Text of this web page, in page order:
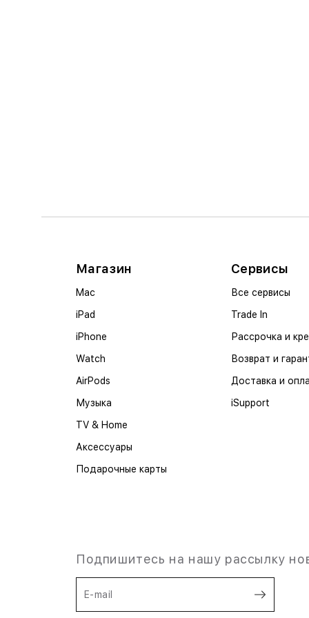
Магазин
Mac
iPad
iPhone
Watch
AirPods
Музыка
TV & Home
Аксессуары
Подарочные карты
Сервисы
Все сервисы
Trade In
Рассрочка и
Возврат и
Доставка и
iSupport
Подпишитесь на нашу рассылку
E-mail